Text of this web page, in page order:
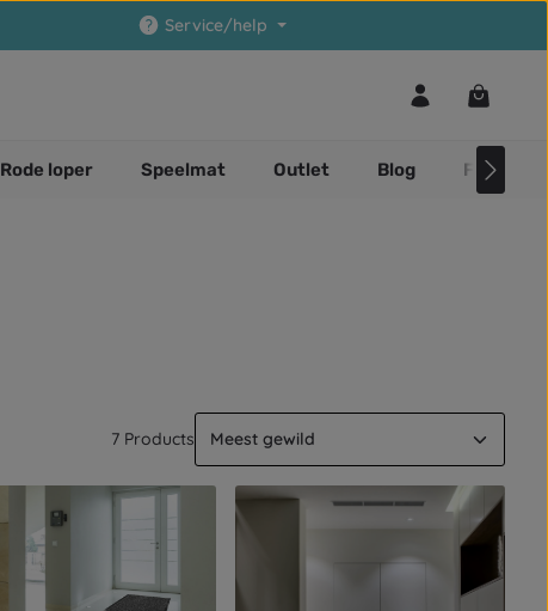
Service/help
Rode loper Speelmat Outlet Blog Faq
7 Products